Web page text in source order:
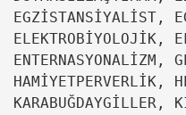
EGZİSTANSİYALİST,
ELEKTROBİYOLOJİK,
ENTERNASYONALİZM,
HAMİYETPERVERLİK,
KARABUĞDAYGİLLER,